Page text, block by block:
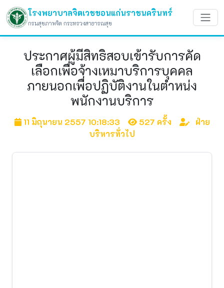
โรงพยาบาลจิตเวชขอนแก่นราชนครินทร์
กรมสุขภาพจิต กระทรวงสาธารณสุข
ประกาศผู้มีสิทธิสอบเข้ารับการคัด
เลือกเพื่อจ้างเหมาบริการบุคคล
ภายนอกเพื่อปฏิบัติงานในตำหน่ง
พนักงานบริการ
11 มิถุนายน 2557 10:18:33 527 ครั้ง
ฝ่าย
บริหารทั่วไป